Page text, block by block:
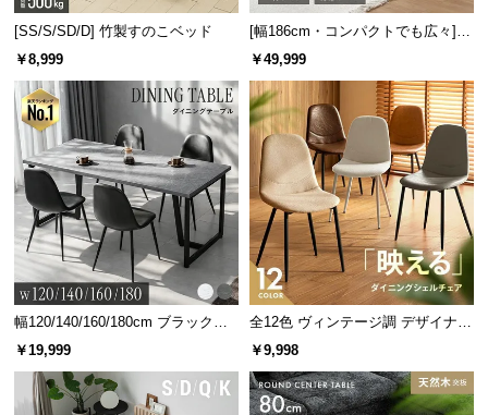
[SS/S/SD/D] 竹製すのこベッド
￥8,999
[幅186cm・コンパクトでも広々] 3
人掛けソファベッド リクライニン
￥49,999
幅120/140/160/180cm ブラックフ
レーム ダイニング 大理石調 4人掛
￥19,999
全12色 ヴィンテージ調 デザイナー
ズシェルチェア
￥9,998